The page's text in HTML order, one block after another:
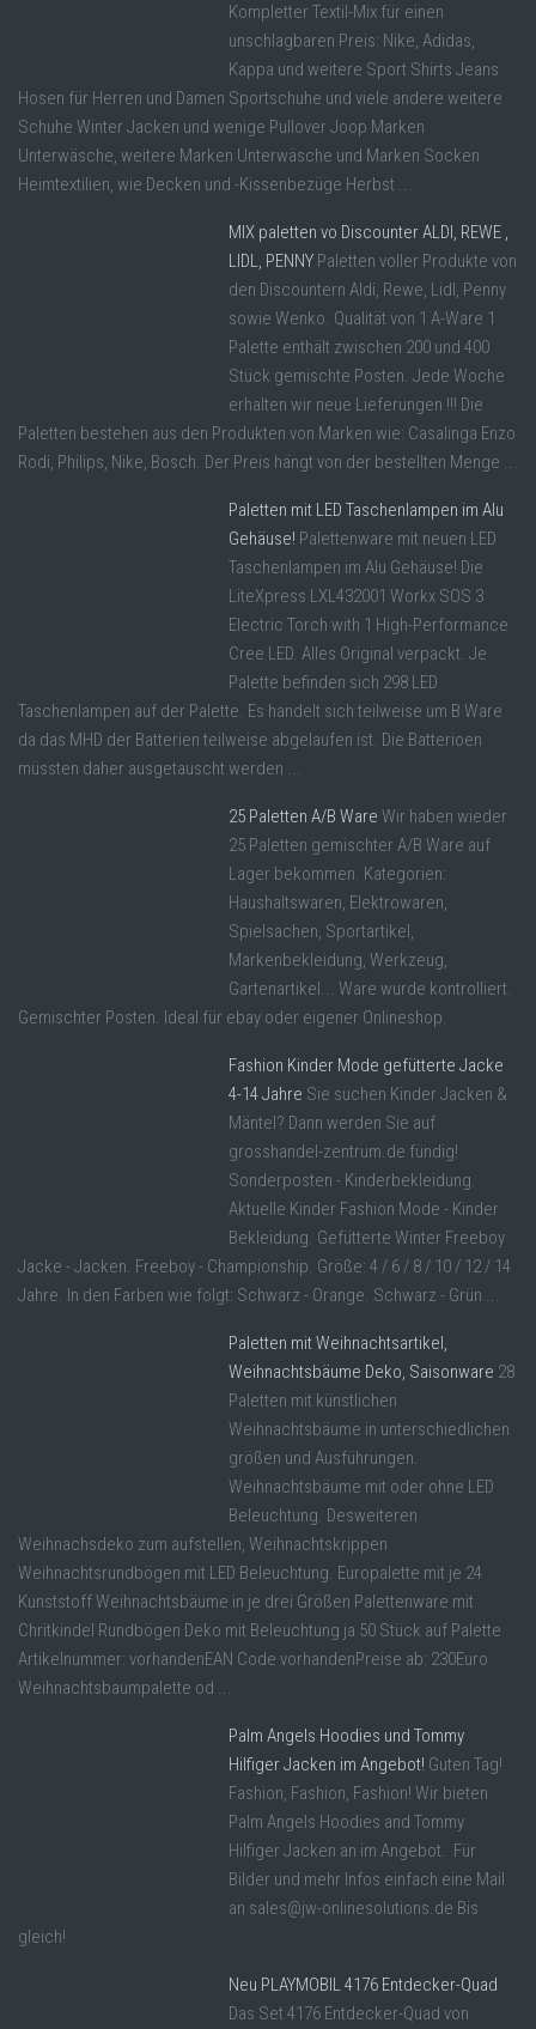
Kompletter Textil-Mix für einen
unschlagbaren Preis: Nike, Adidas,
Kappa und weitere Sport Shirts Jeans
Hosen für Herren und Damen Sportschuhe und viele andere weitere
Schuhe Winter Jacken und wenige Pullover Joop Marken
Unterwäsche, weitere Marken Unterwäsche und Marken Socken
Heimtextilien, wie Decken und -Kissenbezüge Herbst ...
MIX paletten vo Discounter ALDI, REWE ,
LIDL, PENNY Paletten voller Produkte von
den Discountern Aldi, Rewe, Lidl, Penny
sowie Wenko. Qualität von 1 A-Ware 1
Palette enthält zwischen 200 und 400
Stück gemischte Posten. Jede Woche
erhalten wir neue Lieferungen !!! Die
Paletten bestehen aus den Produkten von Marken wie: Casalinga Enzo
Rodi, Philips, Nike, Bosch. Der Preis hängt von der bestellten Menge ...
Paletten mit LED Taschenlampen im Alu
Gehäuse! Palettenware mit neuen LED
Taschenlampen im Alu Gehäuse! Die
LiteXpress LXL432001 Workx SOS 3
Electric Torch with 1 High-Performance
Cree LED. Alles Original verpackt. Je
Palette befinden sich 298 LED
Taschenlampen auf der Palette. Es handelt sich teilweise um B Ware
da das MHD der Batterien teilweise abgelaufen ist. Die Batterioen
müssten daher ausgetauscht werden ...
25 Paletten A/B Ware Wir haben wieder
25 Paletten gemischter A/B Ware auf
Lager bekommen. Kategorien:
Haushaltswaren, Elektrowaren,
Spielsachen, Sportartikel,
Markenbekleidung, Werkzeug,
Gartenartikel... Ware wurde kontrolliert.
Gemischter Posten. Ideal für ebay oder eigener Onlineshop.
Fashion Kinder Mode gefütterte Jacke
4-14 Jahre Sie suchen Kinder Jacken &
Mäntel? Dann werden Sie auf
grosshandel-zentrum.de fündig!
Sonderposten - Kinderbekleidung.
Aktuelle Kinder Fashion Mode - Kinder
Bekleidung. Gefütterte Winter Freeboy
Jacke - Jacken. Freeboy - Championship. Größe: 4 / 6 / 8 / 10 / 12 / 14
Jahre. In den Farben wie folgt: Schwarz - Orange. Schwarz - Grün ...
Paletten mit Weihnachtsartikel,
Weihnachtsbäume Deko, Saisonware 28
Paletten mit künstlichen
Weihnachtsbäume in unterschiedlichen
größen und Ausführungen.
Weihnachtsbäume mit oder ohne LED
Beleuchtung. Desweiteren
Weihnachsdeko zum aufstellen, Weihnachtskrippen
Weihnachtsrundbögen mit LED Beleuchtung. Europalette mit je 24
Kunststoff Weihnachtsbäume in je drei Größen Palettenware mit
Chritkindel Rundbögen Deko mit Beleuchtung ja 50 Stück auf Palette
Artikelnummer: vorhandenEAN Code vorhandenPreise ab: 230Euro
Weihnachtsbaumpalette od ...
Palm Angels Hoodies und Tommy
Hilfiger Jacken im Angebot! Guten Tag!
Fashion, Fashion, Fashion! Wir bieten
Palm Angels Hoodies and Tommy
Hilfiger Jacken an im Angebot. Für
Bilder und mehr Infos einfach eine Mail
an sales@jw-onlinesolutions.de Bis
gleich!
Neu PLAYMOBIL 4176 Entdecker-Quad
Das Set 4176 Entdecker-Quad von